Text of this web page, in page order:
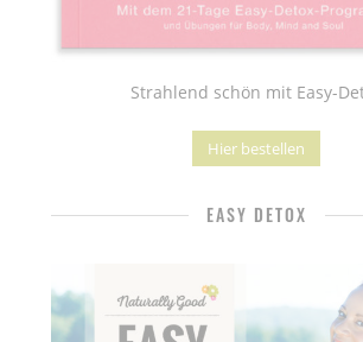
Strahlend schön mit Easy-
Hier bestellen
EASY DETOX